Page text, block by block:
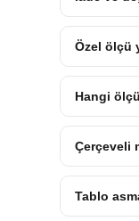
Özel ölçü
Hangi
Çerçeveli
Tablo